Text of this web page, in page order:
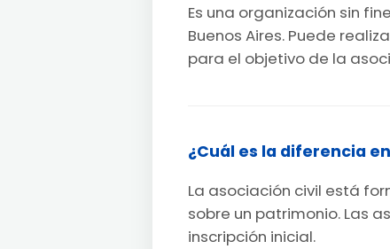
Es una organización sin
Buenos Aires. Puede
para el objetivo de la
¿Cuál es la diferencia
La asociación civil está
sobre un patrimonio. Las
inscripción inicial.